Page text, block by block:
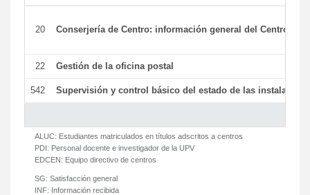
20 Conserjería de Centro: información general del Centro y
22 Gestión de la oficina postal
542 Supervisión y control básico del estado de las
ALUC: Estudiantes matriculados en títulos adscritos a centros
PDI: Personal docente e investigador de la UPV
EDCEN: Equipo directivo de centros
SG: Satisfacción general
INF: Información recibida